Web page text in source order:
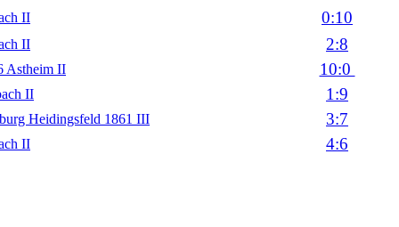
II 0:10
II 2:8
Astheim II 10:0
II 1:9
Heidingsfeld 1861 III 3:7
II 4:6